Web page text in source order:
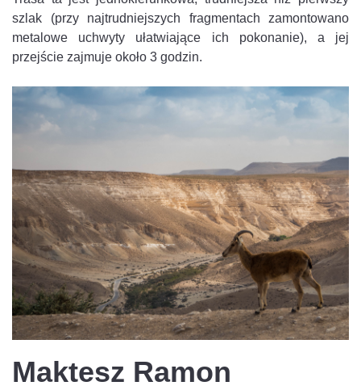
szlak (przy najtrudniejszych fragmentach zamontowano
metalowe uchwyty ułatwiające ich pokonanie), a jej
przejście zajmuje około 3 godzin.
Maktesz Ramon